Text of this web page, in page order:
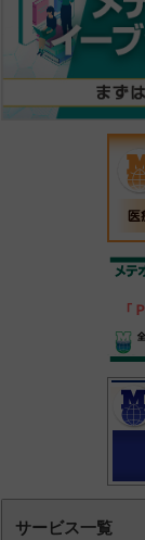
サービス一覧